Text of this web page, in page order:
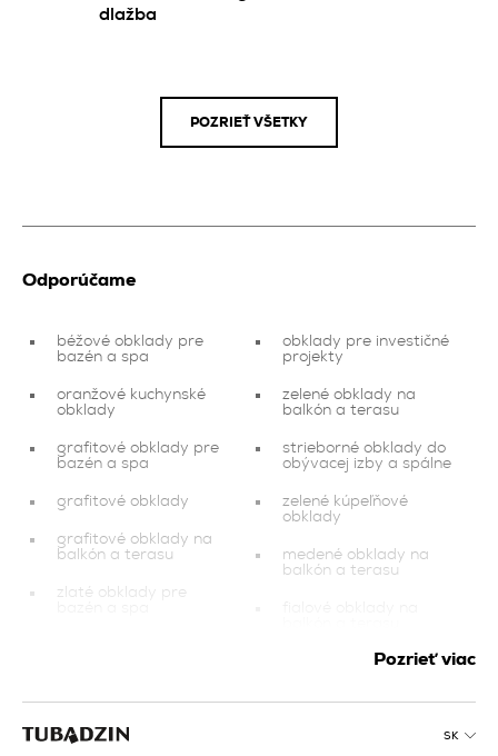
dlažba
POZRIEŤ VŠETKY
Odporúčame
béžové obklady pre
bazén a spa
oranžové kuchynské
obklady
grafitové obklady pre
bazén a spa
grafitové obklady
grafitové obklady na
balkón a terasu
zlaté obklady pre
šedé obklady do
obklady pre investičné
projekty
zelené obklady na
balkón a terasu
strieborné obklady do
obývacej izby a spálne
zelené kúpeľňové
obklady
medené obklady na
balkón a terasu
čierne obklady prePozrieť viac
SK